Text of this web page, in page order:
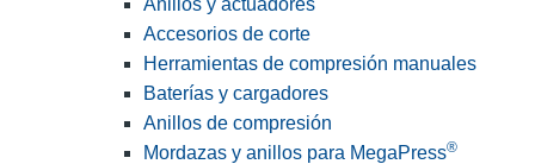
Accesorios de corte
Herramientas de compresión manuales
Baterías y cargadores
Anillos de compresión
Mordazas y anillos para MegaPress®